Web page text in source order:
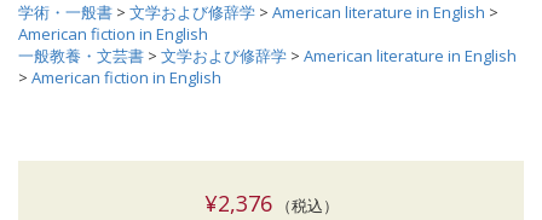
学術・一般書 > 文学および修辞学 > American literature in English >
American fiction in English
一般教養・文芸書 > 文学および修辞学 > American literature in English
> American fiction in English
¥2,376（税込）